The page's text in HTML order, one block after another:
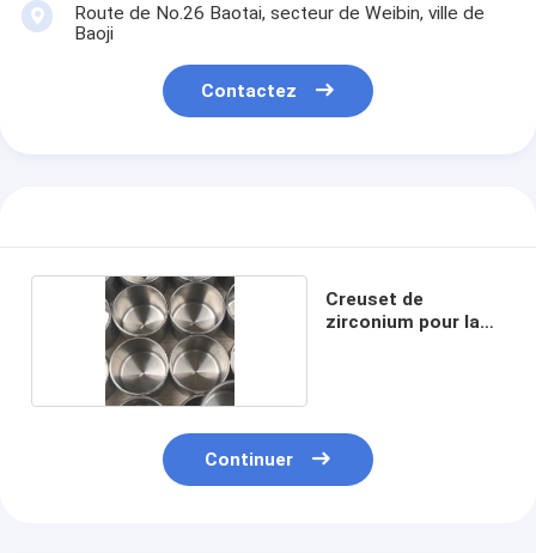
Route de No.26 Baotai, secteur de Weibin, ville de
Baoji
Contactez
Creuset de
zirconium pour la
Continuer